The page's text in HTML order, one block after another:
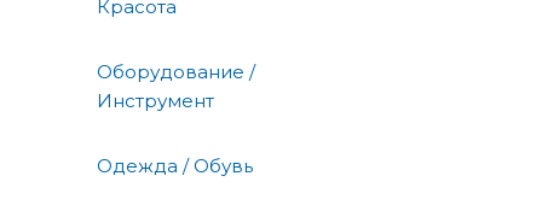
Красота
Оборудование /
Инструмент
Одежда / Обувь